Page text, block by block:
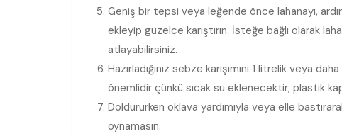
Geniş bir tepsi veya leğende önce lahanayı,
ekleyip güzelce karıştırın. İsteğe bağlı olarak
atlayabilirsiniz.
Hazırladığınız sebze karışımını 1 litrelik veya
önemlidir çünkü sıcak su eklenecektir; plastik
Doldururken oklava yardımıyla veya elle
oynamasın.